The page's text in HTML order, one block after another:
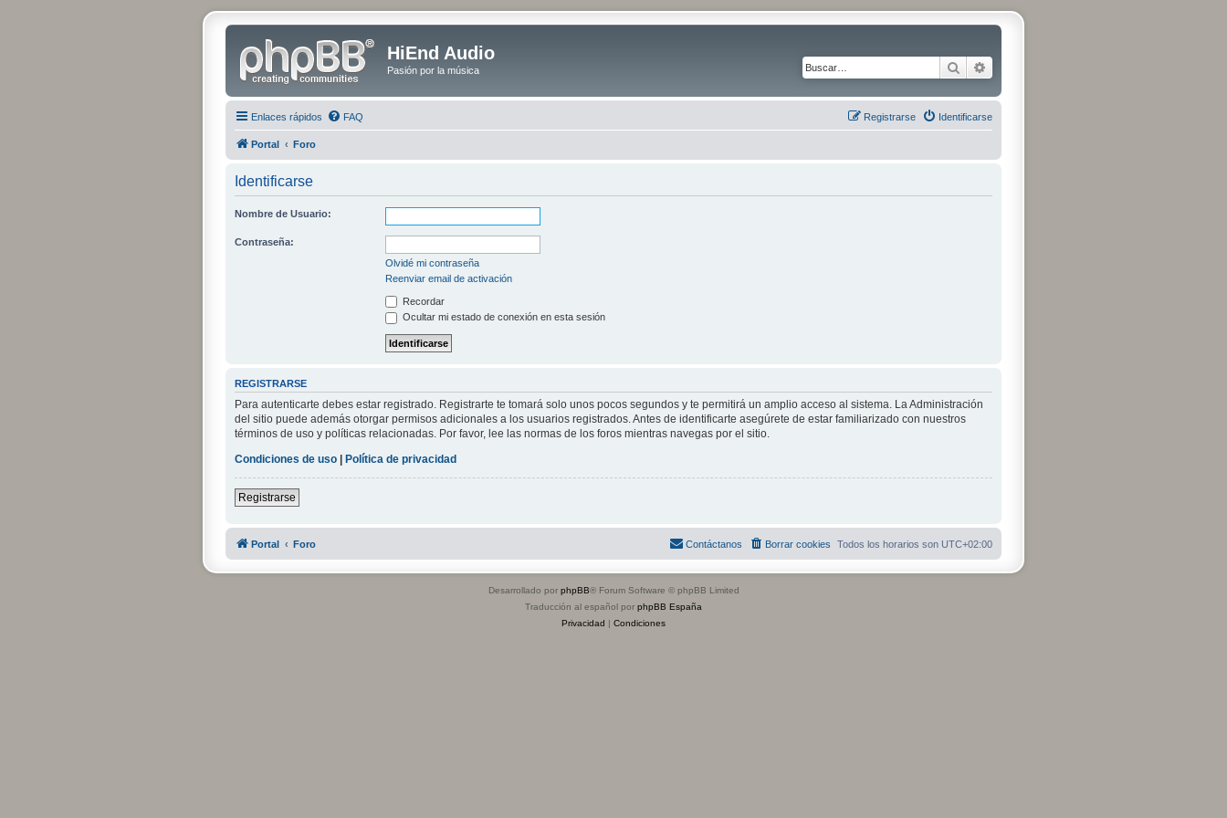
HiEnd Audio
Pasión por la música Buscar
Enlaces rápidos FAQ Identificarse
Registrarse
Portal Foro
Identificarse
Nombre de Usuario:
Contraseña:
Olvidé mi contraseña
Reenviar email de activación
Recordar
Ocultar mi estado de conexión en esta sesión
REGISTRARSE
Para autenticarte debes estar registrado. Registrarte te tomará solo unos pocos segundos y te permitirá un amplio acceso al sistema. La Administración
del sitio puede además otorgar permisos adicionales a los usuarios registrados. Antes de identificarte asegúrete de estar familiarizado con nuestros
términos de uso y políticas relacionadas. Por favor, lee las normas de los foros mientras navegas por el sitio.
Condiciones de uso
Política de privacidad
Registrarse
Portal Foro Todos los horarios son UTC+02:00
Borrar cookies
Contáctanos
Desarrollado por phpBB® Forum Software © phpBB Limited
Traducción al español por phpBB España
Privacidad | Condiciones